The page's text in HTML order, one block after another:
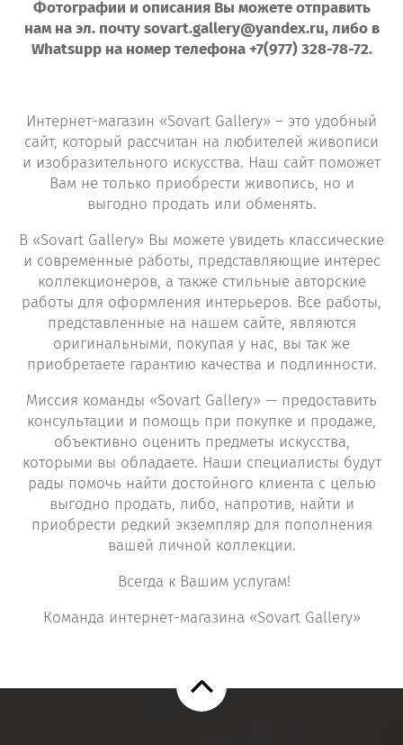
Фотографии и описания Вы можете отправить
нам на эл. почту sovart.gallery@yandex.ru, либо в
Whatsupp на номер телефона +7(977) 328-78-72.
Интернет-магазин «Sovart Gallery» – это удобный
сайт, который рассчитан на любителей живописи
и изобразительного искусства. Наш сайт поможет
Вам не только приобрести живопись, но и
выгодно продать или обменять.
В «Sovart Gallery» Вы можете увидеть классические
и современные работы, представляющие интерес
коллекционеров, а также стильные авторские
работы для оформления интерьеров. Все работы,
представленные на нашем сайте, являются
оригинальными, покупая у нас, вы так же
приобретаете гарантию качества и подлинности.
Миссия команды «Sovart Gallery» — предоставить
консультации и помощь при покупке и продаже,
объективно оценить предметы искусства,
которыми вы обладаете. Наши специалисты будут
рады помочь найти достойного клиента с целью
выгодно продать, либо, напротив, найти и
приобрести редкий экземпляр для пополнения
вашей личной коллекции.
Всегда к Вашим услугам!
Команда интернет-магазина «Sovart Gallery»